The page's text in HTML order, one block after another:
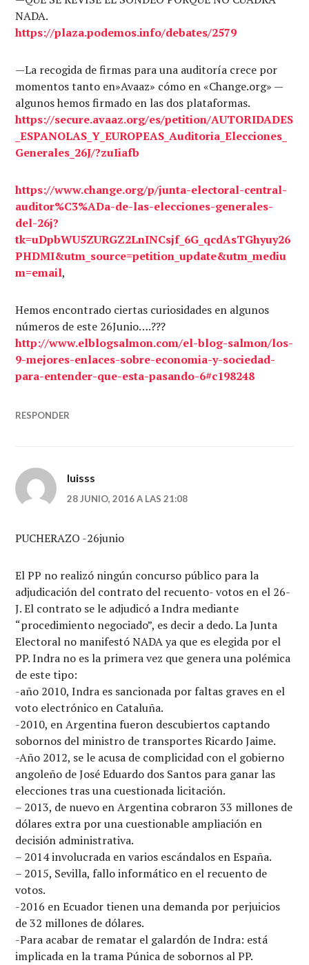
NADA.
https://plaza.podemos.info/debates/2579
—La recogida de firmas para una auditoría crece por
momentos tanto en»Avaaz» cómo en «Change.org» —
algunos hemos firmado en las dos plataformas.
https://secure.avaaz.org/es/petition/AUTORIDADES
_ESPANOLAS_Y_EUROPEAS_Auditoria_Elecciones_
Generales_26J/?zuIiafb
https://www.change.org/p/junta-electoral-central-
auditor%C3%ADa-de-las-elecciones-generales-
del-26j?
tk=uDpbWU5ZURGZ2LnINCsjf_6G_qcdAsTGhyuy26
PHDMI&utm_source=petition_update&utm_mediu
m=email,
Hemos encontrado ciertas curiosidades en algunos
números de este 26Junio….???
http://www.elblogsalmon.com/el-blog-salmon/los-
9-mejores-enlaces-sobre-economia-y-sociedad-
para-entender-que-esta-pasando-6#c198248
RESPONDER
luisss
28 JUNIO, 2016 A LAS 21:08
PUCHERAZO -26junio
El PP no realizó ningún concurso público para la
adjudicación del contrato del recuento- votos en el 26-
J. El contrato se le adjudicó a Indra mediante
“procedimiento negociado”, es decir a dedo. La Junta
Electoral no manifestó NADA ya que es elegida por el
PP. Indra no es la primera vez que genera una polémica
de este tipo:
-año 2010, Indra es sancionada por faltas graves en el
voto electrónico en Cataluña.
-2010, en Argentina fueron descubiertos captando
sobornos del ministro de transportes Ricardo Jaime.
-Año 2012, se le acusa de complicidad con el gobierno
angoleño de José Eduardo dos Santos para ganar las
elecciones tras una cuestionada licitación.
– 2013, de nuevo en Argentina cobraron 33 millones de
dólares extra por una cuestionable ampliación en
decisión administrativa.
– 2014 involucrada en varios escándalos en España.
– 2015, Sevilla, fallo informático en el recuento de
votos.
-2016 en Ecuador tienen una demanda por perjuicios
de 32 millones de dólares.
-Para acabar de rematar el galardón de Indra: está
implicada en la trama Púnica de sobornos al PP.